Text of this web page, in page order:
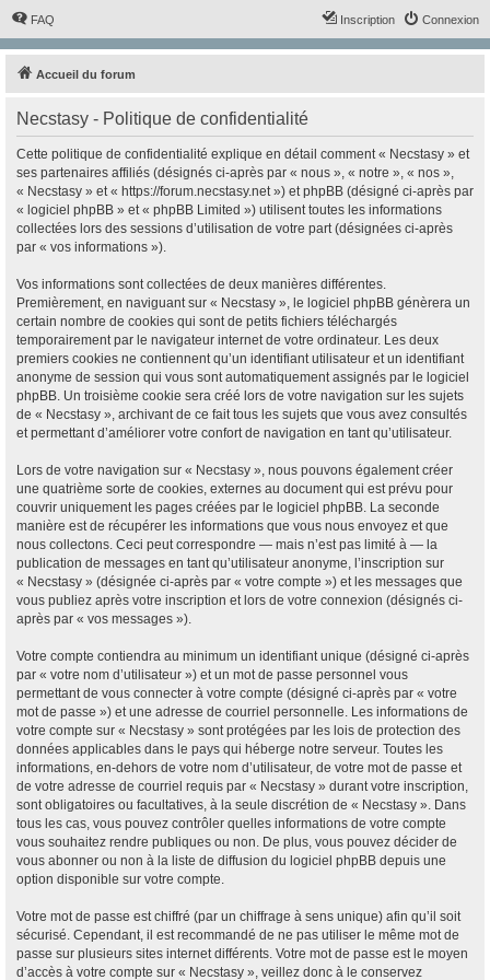
FAQ Connexion
Inscription
Accueil du forum
Necstasy - Politique de confidentialité
Cette politique de confidentialité explique en détail comment « Necstasy » et
ses partenaires affiliés (désignés ci-après par « nous », « notre », « nos »,
« Necstasy » et « https://forum.necstasy.net ») et phpBB (désigné ci-après par
« logiciel phpBB » et « phpBB Limited ») utilisent toutes les informations
collectées lors des sessions d’utilisation de votre part (désignées ci-après
par « vos informations »).
Vos informations sont collectées de deux manières différentes.
Premièrement, en naviguant sur « Necstasy », le logiciel phpBB génèrera un
certain nombre de cookies qui sont de petits fichiers téléchargés
temporairement par le navigateur internet de votre ordinateur. Les deux
premiers cookies ne contiennent qu’un identifiant utilisateur et un identifiant
anonyme de session qui vous sont automatiquement assignés par le logiciel
phpBB. Un troisième cookie sera créé lors de votre navigation sur les sujets
de « Necstasy », archivant de ce fait tous les sujets que vous avez consultés
et permettant d’améliorer votre confort de navigation en tant qu’utilisateur.
Lors de votre navigation sur « Necstasy », nous pouvons également créer
une quatrième sorte de cookies, externes au document qui est prévu pour
couvrir uniquement les pages créées par le logiciel phpBB. La seconde
manière est de récupérer les informations que vous nous envoyez et que
nous collectons. Ceci peut correspondre — mais n’est pas limité à — la
publication de messages en tant qu’utilisateur anonyme, l’inscription sur
« Necstasy » (désignée ci-après par « votre compte ») et les messages que
vous publiez après votre inscription et lors de votre connexion (désignés ci-
après par « vos messages »).
Votre compte contiendra au minimum un identifiant unique (désigné ci-après
par « votre nom d’utilisateur ») et un mot de passe personnel vous
permettant de vous connecter à votre compte (désigné ci-après par « votre
mot de passe ») et une adresse de courriel personnelle. Les informations de
votre compte sur « Necstasy » sont protégées par les lois de protection des
données applicables dans le pays qui héberge notre serveur. Toutes les
informations, en-dehors de votre nom d’utilisateur, de votre mot de passe et
de votre adresse de courriel requis par « Necstasy » durant votre inscription,
sont obligatoires ou facultatives, à la seule discrétion de « Necstasy ». Dans
tous les cas, vous pouvez contrôler quelles informations de votre compte
vous souhaitez rendre publiques ou non. De plus, vous pouvez décider de
vous abonner ou non à la liste de diffusion du logiciel phpBB depuis une
option disponible sur votre compte.
Votre mot de passe est chiffré (par un chiffrage à sens unique) afin qu’il soit
sécurisé. Cependant, il est recommandé de ne pas utiliser le même mot de
passe sur plusieurs sites internet différents. Votre mot de passe est le moyen
d’accès à votre compte sur « Necstasy », veillez donc à le conservez